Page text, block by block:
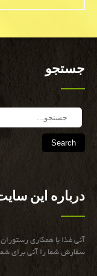
جستجو
درباره این
آنی غذا با همكاری
سفارش شما را آنی برای